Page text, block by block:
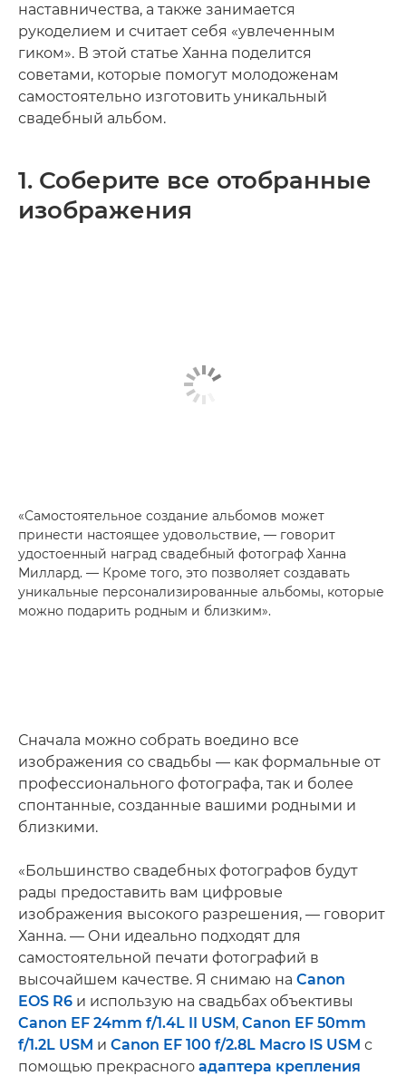
наставничества, а также занимается
рукоделием и считает себя «увлеченным
гиком». В этой статье Ханна поделится
советами, которые помогут молодоженам
самостоятельно изготовить уникальный
свадебный альбом.
1. Соберите все отобранные
изображения
«Самостоятельное создание альбомов может
принести настоящее удовольствие, — говорит
удостоенный наград свадебный фотограф Ханна
Миллард. — Кроме того, это позволяет создавать
уникальные персонализированные альбомы, которые
можно подарить родным и близким».
Сначала можно собрать воедино все
изображения со свадьбы — как формальные от
профессионального фотографа, так и более
спонтанные, созданные вашими родными и
близкими.
«Большинство свадебных фотографов будут
рады предоставить вам цифровые
изображения высокого разрешения, — говорит
Ханна. — Они идеально подходят для
самостоятельной печати фотографий в
высочайшем качестве. Я снимаю на Canon
EOS R6 и использую на свадьбах объективы
Canon EF 24mm f/1.4L II USM, Canon EF 50mm
f/1.2L USM и Canon EF 100 f/2.8L Macro IS USM с
помощью прекрасного адаптера крепления